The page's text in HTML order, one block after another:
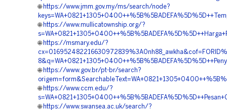
🌐 https://www.jmm.gov.my/ms/search/node?
🌐 https://www.mullicatownship.org/?
🌐 https://msmary.edu/?
🌐 https://www.gov.br/pt-br/search?
🌐 https://www.ccm.edu/?
🌐 https://www.swansea.ac.uk/search/?